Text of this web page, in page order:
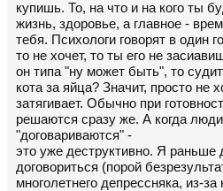
купишь. То, на что и на кого ты
жизнь, здоровье, а главное -
тебя. Психологи говорят в один
то не хочет, то ты его не
он типа "ну может быть", то
кота за яйца? Значит, просто не
затягивает. Обычно при
решаются сразу же. А когда
"договариваются" -
это уже деструктивно. Я раньше
договориться (порой
многолетнего депрессняка, из-